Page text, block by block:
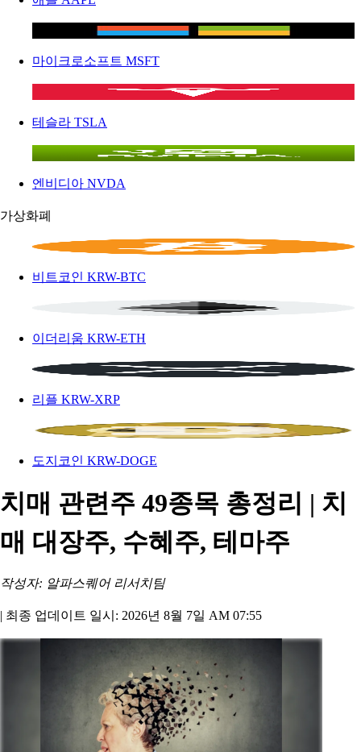
마이크로소프트 MSFT
테슬라 TSLA
엔비디아 NVDA
가상화폐
비트코인 KRW-BTC
이더리움 KRW-ETH
리플 KRW-XRP
도지코인 KRW-DOGE
치매 관련주 49종목 총정리 | 치
매 대장주, 수혜주, 테마주
작성자: 알파스퀘어 리서치팀
| 최종 업데이트 일시: 2026년 8월 7일 AM 07:55